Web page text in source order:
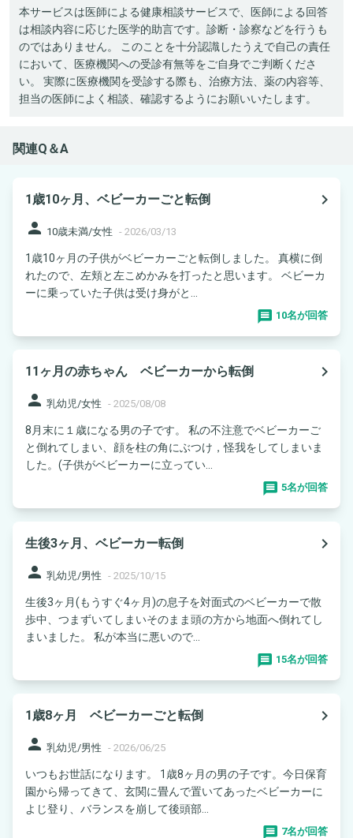
本サービスは医師による健康相談サービスで、医師による回答
は相談内容に応じた医学的助言です。診断・診察などを行うも
のではありません。 このことを十分認識したうえで自己の責任
において、医療機関への受診有無等をご自身でご判断くださ
い。 実際に医療機関を受診する際も、治療方法、薬の内容等、
担当の医師によく相談、確認するようにお願いいたします。
関連Q＆A
1歳10ヶ月、ベビーカーごと転倒
navigate_next
person 10歳未満/女性 - 2026/03/13
1歳10ヶ月の子供がベビーカーごと転倒しました。 真横に倒
れたので、左頬と左こめかみを打ったと思います。 ベビーカ
ーに乗っていた子供は受け身がと...
10名が回答
11ヶ月の赤ちゃん ベビーカーから転倒
navigate_next
person 乳幼児/女性 - 2025/08/08
8月末に１歳になる男の子です。 私の不注意でベビーカーご
と倒れてしまい、顔を柱の角にぶつけ，怪我をしてしまいま
した。(子供がベビーカーに立ってい...
5名が回答
生後3ヶ月、ベビーカー転倒
navigate_next
person 乳幼児/男性 - 2025/10/15
生後3ヶ月(もうすぐ4ヶ月)の息子を対面式のベビーカーで散
歩中、つまずいてしまいそのまま頭の方から地面へ倒れてし
まいました。 私が本当に悪いので...
15名が回答
1歳8ヶ月 ベビーカーごと転倒
navigate_next
person 乳幼児/男性 - 2026/06/25
いつもお世話になります。 1歳8ヶ月の男の子です。今日保育
園から帰ってきて、玄関に畳んで置いてあったベビーカーに
よじ登り、バランスを崩して後頭部...
7名が回答